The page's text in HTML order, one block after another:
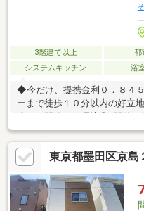
3階建て以上 都
システムキッチン
浴
◆今だけ、提携金利０．８４
ーまで徒歩１０分以内の好立
子育て安心の住環境■家事ラ
適仕様○ ご希望条件に近い周
す！○ 宅建士による物件説明
が地域の特徴をご案内！○ 平
内可能！予約で水曜も可能！
し切り見学も予約受付中！
東京都墨田区京島